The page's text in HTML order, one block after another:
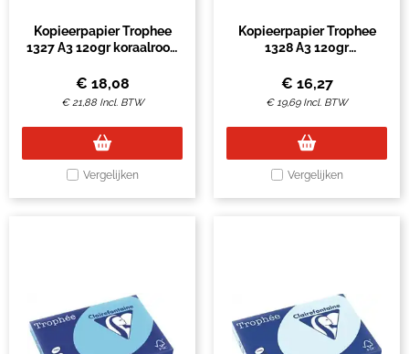
Kopieerpapier Trophee
1327 A3 120gr koraalrood
€ 18,08
€21,88 Incl. BTW
Vergelijken
Kopieerpapier Trophee
1328 A3 120gr
€ 16,27
€19,69 Incl. BTW
Vergelijken